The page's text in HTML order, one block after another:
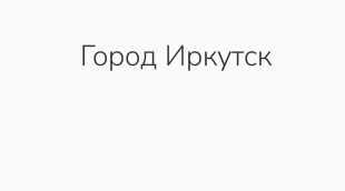
Перейти к содержимому
Город Иркутск